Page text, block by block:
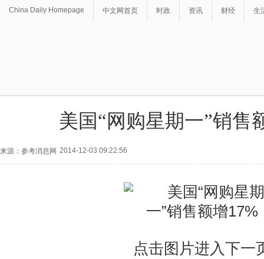
China Daily Homepage 中文网首页 时政 资讯 财经 生
美国“网购星期一”销售
来源：参考消息网 2014-12-03 09:22:56
点击图片进入下一